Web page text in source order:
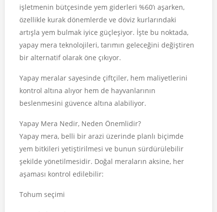
işletmenin bütçesinde yem giderleri %60’ı aşarken,
özellikle kurak dönemlerde ve döviz kurlarındaki
artışla yem bulmak iyice güçleşiyor. İşte bu noktada,
yapay mera teknolojileri, tarımın geleceğini değiştiren
bir alternatif olarak öne çıkıyor.
Yapay meralar sayesinde çiftçiler, hem maliyetlerini
kontrol altına alıyor hem de hayvanlarının
beslenmesini güvence altına alabiliyor.
Yapay Mera Nedir, Neden Önemlidir?
Yapay mera, belli bir arazi üzerinde planlı biçimde
yem bitkileri yetiştirilmesi ve bunun sürdürülebilir
şekilde yönetilmesidir. Doğal meraların aksine, her
aşaması kontrol edilebilir:
Tohum seçimi